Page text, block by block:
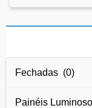
Fechadas (0)
Painéis